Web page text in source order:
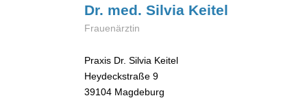
Dr. med. Silvia Keitel
Frauenärztin
Praxis Dr. Silvia Keitel
Heydeckstraße 9
39104 Magdeburg